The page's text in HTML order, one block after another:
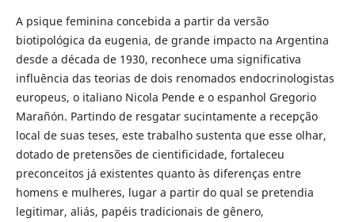
A psique feminina concebida a partir da versão
biotipológica da eugenia, de grande impacto na Argentina
desde a década de 1930, reconhece uma significativa
influência das teorias de dois renomados endocrinologistas
europeus, o italiano Nicola Pende e o espanhol Gregorio
Marañón. Partindo de resgatar sucintamente a recepção
local de suas teses, este trabalho sustenta que esse olhar,
dotado de pretensões de cientificidade, fortaleceu
preconceitos já existentes quanto às diferenças entre
homens e mulheres, lugar a partir do qual se pretendia
legitimar, aliás, papéis tradicionais de gênero,